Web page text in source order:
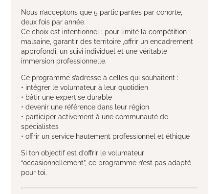
Nous n’acceptons que 5 participantes par cohorte,
deux fois par année.
Ce choix est intentionnel : pour limité la compétition
malsaine, garantir des territoire ,offrir un encadrement
approfondi, un suivi individuel et une véritable
immersion professionnelle.
Ce programme s’adresse à celles qui souhaitent :
• intégrer le volumateur à leur quotidien
• bâtir une expertise durable
• devenir une référence dans leur région
• participer activement à une communauté de
spécialistes
• offrir un service hautement professionnel et éthique
Si ton objectif est d’offrir le volumateur
“occasionnellement”, ce programme n’est pas adapté
pour toi.